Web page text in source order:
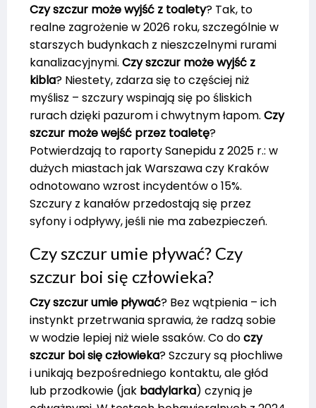
Czy szczur może wyjść z toalety? Tak, to
realne zagrożenie w 2026 roku, szczególnie w
starszych budynkach z nieszczelnymi rurami
kanalizacyjnymi. Czy szczur może wyjść z
kibla? Niestety, zdarza się to częściej niż
myślisz – szczury wspinają się po śliskich
rurach dzięki pazurom i chwytnym łapom. Czy
szczur może wejść przez toaletę?
Potwierdzają to raporty Sanepidu z 2025 r.: w
dużych miastach jak Warszawa czy Kraków
odnotowano wzrost incydentów o 15%.
Szczury z kanałów przedostają się przez
syfony i odpływy, jeśli nie ma zabezpieczeń.
Czy szczur umie pływać? Czy
szczur boi się człowieka?
Czy szczur umie pływać? Bez wątpienia – ich
instynkt przetrwania sprawia, że radzą sobie
w wodzie lepiej niż wiele ssaków. Co doczy
szczur boi się człowieka? Szczury są płochliwe
i unikają bezpośredniego kontaktu, ale głód
lub przodkowie (jak badylarka) czynią je